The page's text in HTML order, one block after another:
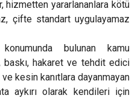
hizmetten yararlananlara kötü
çifte standart uygulayamaz
bulunan kamu
baskı, hakaret ve tehdit edici
kesin kanıtlara dayanmayan
aykırı olarak kendileri için